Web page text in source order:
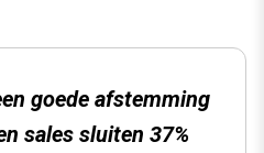
goede afstemming
sales sluiten 37%